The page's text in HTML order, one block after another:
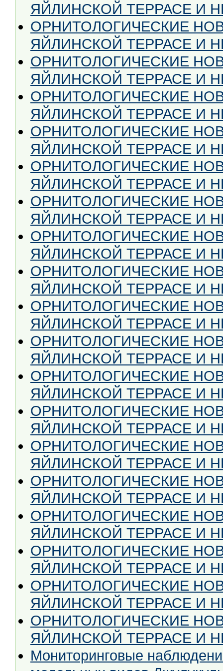
ЯЙЛИНСКОЙ ТЕРРАСЕ И
ОРНИТОЛОГИЧЕСКИЕ
ЯЙЛИНСКОЙ ТЕРРАСЕ И
ОРНИТОЛОГИЧЕСКИЕ
ЯЙЛИНСКОЙ ТЕРРАСЕ И
ОРНИТОЛОГИЧЕСКИЕ
ЯЙЛИНСКОЙ ТЕРРАСЕ И
ОРНИТОЛОГИЧЕСКИЕ
ЯЙЛИНСКОЙ ТЕРРАСЕ И
ОРНИТОЛОГИЧЕСКИЕ
ЯЙЛИНСКОЙ ТЕРРАСЕ И
ОРНИТОЛОГИЧЕСКИЕ
ЯЙЛИНСКОЙ ТЕРРАСЕ И
ОРНИТОЛОГИЧЕСКИЕ
ЯЙЛИНСКОЙ ТЕРРАСЕ И
ОРНИТОЛОГИЧЕСКИЕ
ЯЙЛИНСКОЙ ТЕРРАСЕ И
ОРНИТОЛОГИЧЕСКИЕ
ЯЙЛИНСКОЙ ТЕРРАСЕ И
ОРНИТОЛОГИЧЕСКИЕ
ЯЙЛИНСКОЙ ТЕРРАСЕ И
ОРНИТОЛОГИЧЕСКИЕ
ЯЙЛИНСКОЙ ТЕРРАСЕ И
ОРНИТОЛОГИЧЕСКИЕ
ЯЙЛИНСКОЙ ТЕРРАСЕ И
ОРНИТОЛОГИЧЕСКИЕ
ЯЙЛИНСКОЙ ТЕРРАСЕ И
ОРНИТОЛОГИЧЕСКИЕ
ЯЙЛИНСКОЙ ТЕРРАСЕ И
ОРНИТОЛОГИЧЕСКИЕ
ЯЙЛИНСКОЙ ТЕРРАСЕ И
ОРНИТОЛОГИЧЕСКИЕ
ЯЙЛИНСКОЙ ТЕРРАСЕ И
ОРНИТОЛОГИЧЕСКИЕ
ЯЙЛИНСКОЙ ТЕРРАСЕ И
ОРНИТОЛОГИЧЕСКИЕ
ЯЙЛИНСКОЙ ТЕРРАСЕ И
Мониторинговые